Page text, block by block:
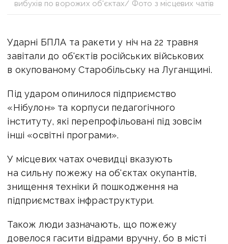
вибухів по ворожих об'єктах/ Фото з місцевих чатів
Ударні БПЛА та ракети у ніч на 22 травня
завітали до об'єктів російських військових
в окупованому Старобільську на Луганщині.
Під ударом опинилося підприємство
«Нібулон» та корпуси педагогічного
інституту, які перепрофільовані під зовсім
інші «освітні програми».
У місцевих чатах очевидці вказують
на сильну пожежу на об'єктах окупантів,
знищення техніки й пошкодження на
підприємствах інфраструктури.
Також люди зазначають, що пожежу
довелося гасити відрами вручну, бо в місті